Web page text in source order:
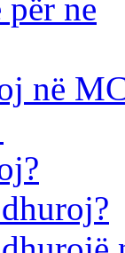
për ne
në